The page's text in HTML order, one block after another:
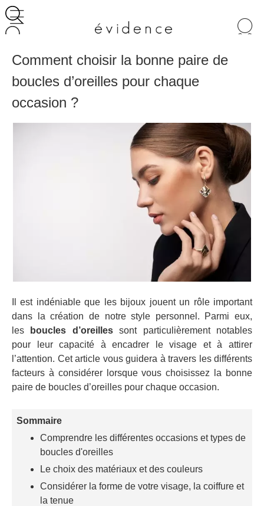
Comment choisir la bonne paire de
boucles d’oreilles pour chaque
occasion ?
Il est indéniable que les bijoux jouent un rôle important
dans la création de notre style personnel. Parmi eux,
les
boucles d’oreillessont particulièrement notables
pour leur capacité à encadrer le visage et à attirer
l’attention. Cet article vous guidera à travers les différents
facteurs à considérer lorsque vous choisissez la bonne
paire de boucles d’oreilles pour chaque occasion.
Sommaire
Comprendre les différentes occasions et types de
boucles d'oreilles
Le choix des matériaux et des couleurs
Considérer la forme de votre visage, la coiffure et
la tenue